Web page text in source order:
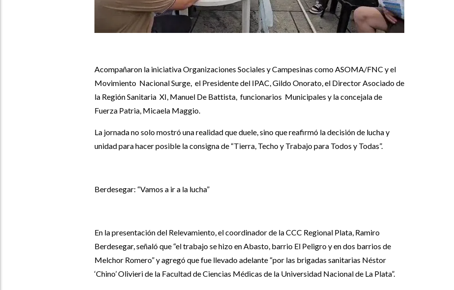
Acompañaron la iniciativa Organizaciones Sociales y Campesinas como ASOMA/FNC y el
Movimiento Nacional Surge, el Presidente del IPAC, Gildo Onorato, el Director Asociado de
la Región Sanitaria XI, Manuel De Battista, funcionarios Municipales y la concejala de
Fuerza Patria, Micaela Maggio.
La jornada no solo mostró una realidad que duele, sino que reafirmó la decisión de lucha y
unidad para hacer posible la consigna de “Tierra, Techo y Trabajo para Todos y Todas”.
Berdesegar: “Vamos a ir a la lucha”
En la presentación del Relevamiento, el coordinador de la CCC Regional Plata, Ramiro
Berdesegar, señaló que “el trabajo se hizo en Abasto, barrio El Peligro y en dos barrios de
Melchor Romero” y agregó que fue llevado adelante “por las brigadas sanitarias Néstor
‘Chino’ Olivieri de la Facultad de Ciencias Médicas de la Universidad Nacional de La Plata”.